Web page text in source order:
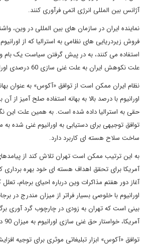
آژانس بین المللی انرژی اتمی فرآوری کنند.
نماینده ایران در سازمان های بین المللی در وین،
استفاده می کنند، به در پیش گرفتن سیاست یک بام و
علت نکوهش ایران به علت غنی سازی 60 درصدی اورانیوم، به باد انتقاد گرفت.
نظام ایران ممکن است از توافق «آکوس» به عنوان
اورانیوم با درصد بالا به بهانه استفاده صلح آمیز از
حقی به استرالیا داده شده است. به همین علت این
توافق توجیهی برای دستیابی به اورانیوم غنی شده به
ساخت سلاح هسته ای کاربرد دارد.
به این ترتیب ممکن است تهران تلاش کند از
آمریکا برای تحقق اهداف هسته ای خود بهره برداری
آغاز دور هفتم مذاکرات وین درباره احیای برجام،
اورانیوم با خلوصی بسیار فراتر از میزان مندرج در
بینی است که تهران به زودی در چارچوب گرد آوری
آمریکا، خواستار حق غنی سازی اورانیوم به میزان 90 درصد مانند استرالیا شود.
توافق «آکوس» ابزار تبلیغاتی موثری برای توجیه